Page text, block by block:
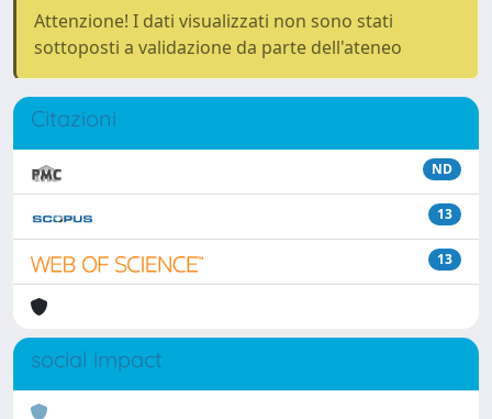
Attenzione! I dati visualizzati non sono stati
sottoposti a validazione da parte dell'ateneo
Citazioni
ND
13
13
social impact